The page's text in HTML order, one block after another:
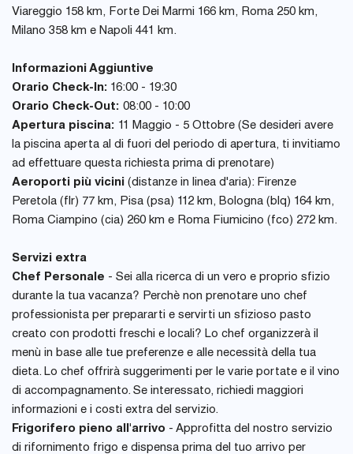
Viareggio 158 km, Forte Dei Marmi 166 km, Roma 250 km,
Milano 358 km e Napoli 441 km.
Informazioni Aggiuntive
Orario Check-In: 16:00 - 19:30
Orario Check-Out: 08:00 - 10:00
Apertura piscina: 11 Maggio - 5 Ottobre (Se desideri avere
la piscina aperta al di fuori del periodo di apertura, ti invitiamo
ad effettuare questa richiesta prima di prenotare)
Aeroporti più vicini (distanze in linea d'aria): Firenze
Peretola (flr) 77 km, Pisa (psa) 112 km, Bologna (blq) 164 km,
Roma Ciampino (cia) 260 km e Roma Fiumicino (fco) 272 km.
Servizi extra
Chef Personale - Sei alla ricerca di un vero e proprio sfizio
durante la tua vacanza? Perchè non prenotare uno chef
professionista per prepararti e servirti un sfizioso pasto
creato con prodotti freschi e locali? Lo chef organizzerà il
menù in base alle tue preferenze e alle necessità della tua
dieta. Lo chef offrirà suggerimenti per le varie portate e il vino
di accompagnamento. Se interessato, richiedi maggiori
informazioni e i costi extra del servizio.
Frigorifero pieno all'arrivo - Approfitta del nostro servizio
di rifornimento frigo e dispensa prima del tuo arrivo per